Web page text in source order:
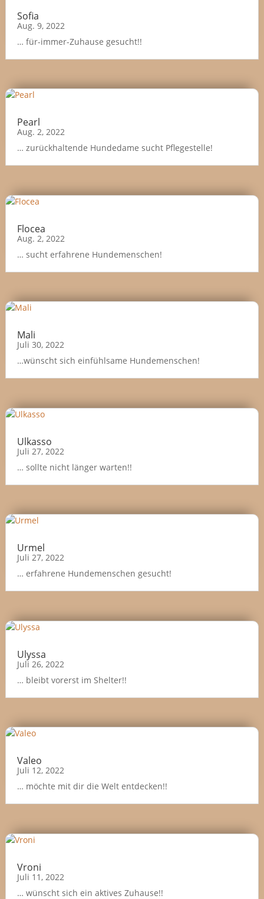
Sofia
Aug. 9, 2022
… für-immer-Zuhause gesucht!!
Pearl
Aug. 2, 2022
… zurückhaltende Hundedame sucht Pflegestelle!
Flocea
Aug. 2, 2022
… sucht erfahrene Hundemenschen!
Mali
Juli 30, 2022
…wünscht sich einfühlsame Hundemenschen!
Ulkasso
Juli 27, 2022
… sollte nicht länger warten!!
Urmel
Juli 27, 2022
… erfahrene Hundemenschen gesucht!
Ulyssa
Juli 26, 2022
… bleibt vorerst im Shelter!!
Valeo
Juli 12, 2022
… möchte mit dir die Welt entdecken!!
Vroni
Juli 11, 2022
… wünscht sich ein aktives Zuhause!!